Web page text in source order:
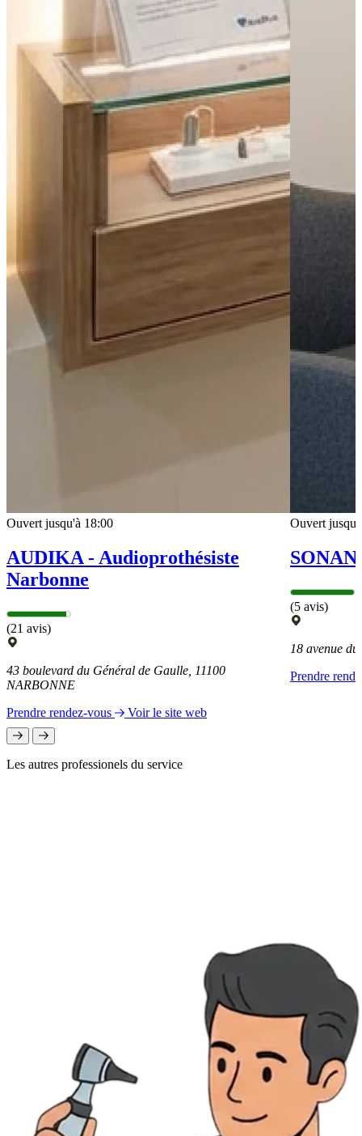
Ouvert jusqu'à 18:00
AUDIKA - Audioprothésiste
Narbonne
(21 avis)
43 boulevard du Général de Gaulle, 11100
NARBONNE
Prendre rendez-vous
Voir le site web
Ouvert
(5 avis)
18 avenue
Prendre
Les autres professionels du service